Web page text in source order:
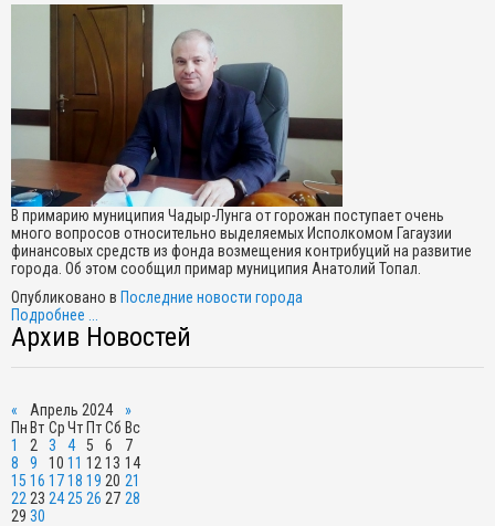
В примарию муниципия Чадыр-Лунга от горожан поступает очень
много вопросов относительно выделяемых Исполкомом Гагаузии
финансовых средств из фонда возмещения контрибуций на развитие
города. Об этом сообщил примар муниципия Анатолий Топал.
Опубликовано в Последние новости города
Подробнее ...
Архив Новостей
« Апрель 2024
»
ПнВт СрЧтПтСб Вс
1
2 3 4 5 6
7
8
9 10 11 12 13 14
15 16 1718 19 20 21
22 23 24 25 26 27 28
29 30